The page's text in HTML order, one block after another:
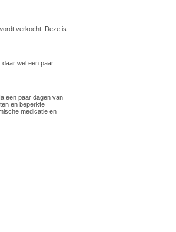
verkocht. Deze is
daar wel een paar
een paar dagen van
en beperkte
medicatie en